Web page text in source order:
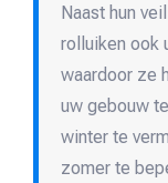
Naast hun
rolluiken ook
waardoor ze
uw gebouw
winter te
zomer te